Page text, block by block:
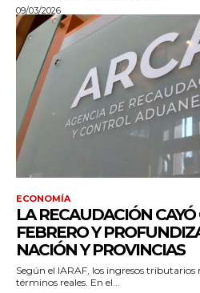
09/03/2026
ECONOMÍA
LA RECAUDACIÓN CAYÓ
FEBRERO Y
NACIÓN Y PROVINCIAS
Según el IARAF, los ingresos tributarios
términos reales. En el...